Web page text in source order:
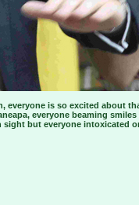
everyone is so excited about
everyone beaming
but everyone intoxicated